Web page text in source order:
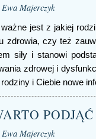
Ewa Majerczyk
ważne jest z jakiej
zdrowia, czy też
siły i stanowi
zdrowej i
i Ciebie nowe
Ewa Majerczyk